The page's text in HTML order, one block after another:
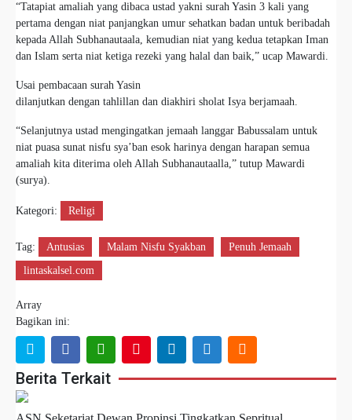
“Tatapiat amaliah yang dibaca ustad yakni surah Yasin 3 kali yang
pertama dengan niat panjangkan umur sehatkan badan untuk beribadah
kepada Allah Subhanautaala, kemudian niat yang kedua tetapkan Iman
dan Islam serta niat ketiga rezeki yang halal dan baik,” ucap Mawardi.
Usai pembacaan surah Yasin
dilanjutkan dengan tahlillan dan diakhiri sholat Isya berjamaah.
“Selanjutnya ustad mengingatkan jemaah langgar Babussalam untuk
niat puasa sunat nisfu sya’ban esok harinya dengan harapan semua
amaliah kita diterima oleh Allah Subhanautaalla,” tutup Mawardi
(surya).
Kategori: Religi
Tag: Antusias Malam Nisfu Syakban
Penuh Jemaah
lintaskalsel.com
Array
Bagikan ini:
Berita Terkait